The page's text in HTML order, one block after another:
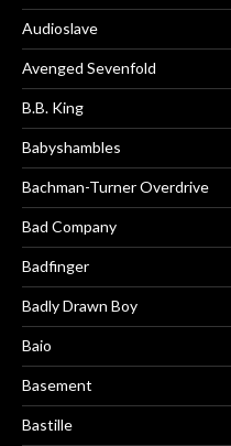
Audioslave
Avenged Sevenfold
B.B. King
Babyshambles
Bachman-Turner Overdrive
Bad Company
Badfinger
Badly Drawn Boy
Baio
Basement
Bastille